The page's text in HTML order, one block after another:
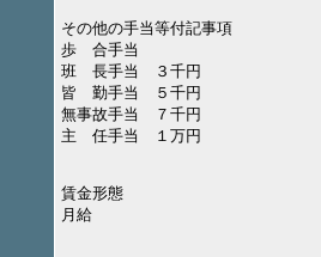
その他の手当等付記事項
歩 合手当
班 長手当 ３千円
皆 勤手当 ５千円
無事故手当 ７千円
主 任手当 １万円
賃金形態
月給